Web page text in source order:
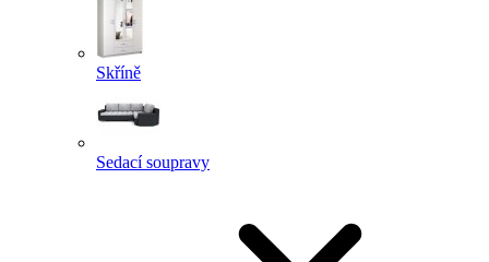
Skříně
Sedací soupravy